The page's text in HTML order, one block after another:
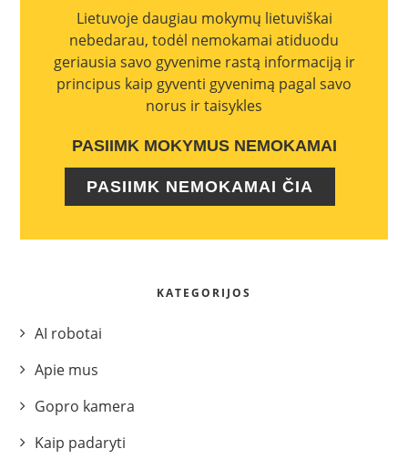
Lietuvoje daugiau mokymų lietuviškai
nebedarau, todėl nemokamai atiduodu
geriausia savo gyvenime rastą informaciją ir
principus kaip gyventi gyvenimą pagal savo
norus ir taisykles
PASIIMK MOKYMUS NEMOKAMAI
PASIIMK NEMOKAMAI ČIA
KATEGORIJOS
AI robotai
Apie mus
Gopro kamera
Kaip padaryti